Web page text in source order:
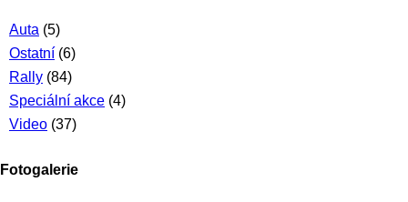
Auta (5)
Ostatní (6)
Rally (84)
Speciální akce (4)
Video (37)
Fotogalerie